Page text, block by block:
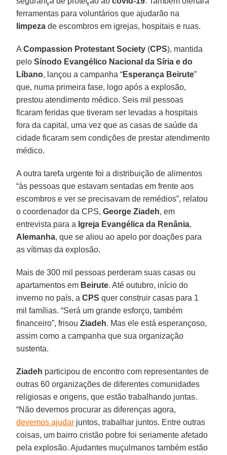
ferramentas para voluntários que ajudarão na
limpeza de escombros em igrejas, hospitais e ruas.
ACompassion Protestant Society (CPS), mantida
peloSínodo Evangélico Nacional da Síria e do
Líbano, lançou a campanha “Esperança Beirute”
que, numa primeira fase, logo após a explosão,
prestou atendimento médico. Seis mil pessoas
ficaram feridas que tiveram ser levadas a hospitais
fora da capital, uma vez que as casas de saúde da
cidade ficaram sem condições de prestar atendimento
médico.
A outra tarefa urgente foi a distribuição de alimentos
“às pessoas que estavam sentadas em frente aos
escombros e ver se precisavam de remédios”, relatou
o coordenador da CPS,George Ziadeh, em
entrevista para a Igreja Evangélica da Renânia,
Alemanha, que se aliou ao apelo por doações para
as vítimas da explosão.
Mais de 300 mil pessoas perderam suas casas ou
apartamentos em Beirute. Até outubro, início do
inverno no país, aCPS quer construir casas para 1
mil famílias. “Será um grande esforço, também
financeiro”, frisouZiadeh. Mas ele está esperançoso,
assim como a campanha que sua organização
sustenta.
Ziadeh participou de encontro com representantes de
outras 60 organizações de diferentes comunidades
religiosas e origens, que estão trabalhando juntas.
“Não devemos procurar as diferenças agora,
devemos ajudar juntos, trabalhar juntos. Entre outras
coisas, um bairro cristão pobre foi seriamente afetado
pela explosão. Ajudantes muçulmanos também estão